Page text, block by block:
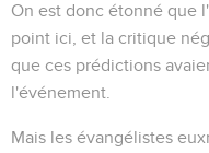
On est donc étonné que
point ici, et la critique
que ces prédictions
l'événement.
Mais les évangélistes